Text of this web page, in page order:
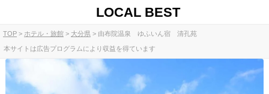
LOCAL BEST
TOP ホテル・旅館 大分県 由布院温泉 ゆふいん宿 清孔苑
本サイトは広告プログラムにより収益を得ています